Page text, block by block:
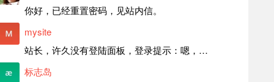
你好，已经重置密码，见站内信。
mysite
站长，许久没有登陆面板，登录提示：嗯，登录详细信息似乎不正确。请重试。 网站还可以正常使用。如果是密码问题请帮忙重置一下密码。谢谢。订单号：97790，账号：aa20210950。 站长，提交了工单，你回复续期成功，不过我的问题是面部登陆信息有问题，一直是初始密码，现在无法登陆，有时间麻烦排查一下。
标志岛